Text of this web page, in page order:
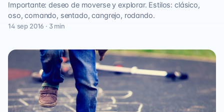
Importante: deseo de moverse y explorar. Estilos: clásico,
oso, comando, sentado, cangrejo, rodando.
14 sep 2016 · 3 min